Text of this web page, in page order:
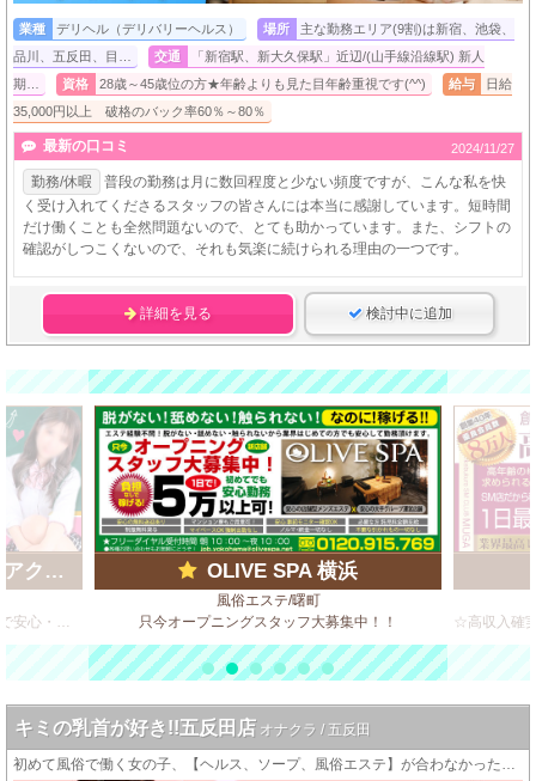
業種 デリヘル（デリバリーヘルス） 場所
主な勤務エリア(9割)は新宿、池袋、
品川、五反田、目…
交通
「新宿駅、新大久保駅」近辺/(山手線沿線駅) 新人
期…
資格 28歳～45歳位の方★年齢よりも見た目年齢重視です(^^) 給与
日給
35,000円以上 破格のバック率60％～80％
最新の口コミ 2024/11/27
勤務/休暇
普段の勤務は月に数回程度と少ない頻度ですが、こんな私を快
く受け入れてくださるスタッフの皆さんには本当に感謝しています。短時間
だけ働くことも全然問題ないので、とても助かっています。また、シフトの
確認がしつこくないので、それも気楽に続けられる理由の一つです。
詳細を見る 検討中に追加
ープ) OLIVE SPA 横浜
風俗エステ/曙町
只今オープニングスタッフ大募集中！！
キミの乳首が好き!!五反田店 オナクラ / 五反田